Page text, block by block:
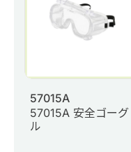
57015A
57015A 安全ゴーグ
ル